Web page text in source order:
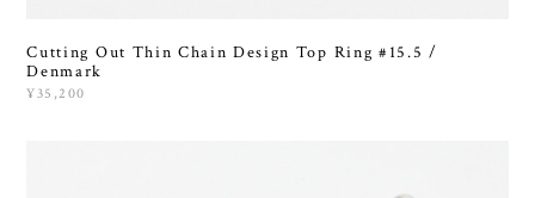
Cutting Out Thin Chain Design Top Ring #15.5 /
Denmark
¥35,200